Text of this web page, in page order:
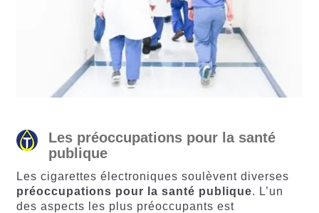
Les préoccupations pour la santé
publique
Les cigarettes électroniques soulèvent diverses
préoccupations pour la santé publique. L’un
des aspects les plus préoccupants est